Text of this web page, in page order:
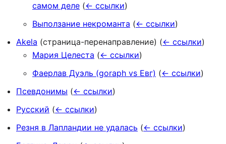
самом деле (← ссылки)
Выползание некроманта (← ссылки)
Akela (страница-перенаправление) (← ссылки)
Мария Целеста (← ссылки)
Фаерлав Дуэль (goraph vs Евг) (← ссылки)
Псевдонимы (← ссылки)
Русский (← ссылки)
Резня в Лапландии не удалась (← ссылки)